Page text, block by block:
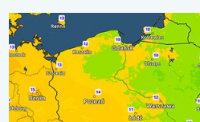
Wracają rześkie noce.